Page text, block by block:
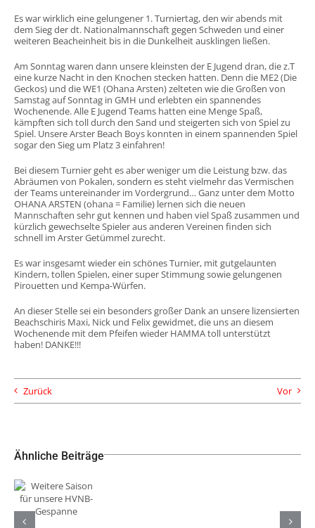
Es war wirklich eine gelungener 1. Turniertag, den wir abends mit
dem Sieg der dt. Nationalmannschaft gegen Schweden und einer
weiteren Beacheinheit bis in die Dunkelheit ausklingen ließen.
Am Sonntag waren dann unsere kleinsten der E Jugend dran, die z.T
eine kurze Nacht in den Knochen stecken hatten. Denn die ME2 (Die
Geckos) und die WE1 (Ohana Arsten) zelteten wie die Großen von
Samstag auf Sonntag in GMH und erlebten ein spannendes
Wochenende. Alle E Jugend Teams hatten eine Menge Spaß,
kämpften sich toll durch den Sand und steigerten sich von Spiel zu
Spiel. Unsere Arster Beach Boys konnten in einem spannenden Spiel
sogar den Sieg um Platz 3 einfahren!
Bei diesem Turnier geht es aber weniger um die Leistung bzw. das
Abräumen von Pokalen, sondern es steht vielmehr das Vermischen
der Teams untereinander im Vordergrund… Ganz unter dem Motto
OHANA ARSTEN (ohana = Familie) lernen sich die neuen
Mannschaften sehr gut kennen und haben viel Spaß zusammen und
kürzlich gewechselte Spieler aus anderen Vereinen finden sich
schnell im Arster Getümmel zurecht.
Es war insgesamt wieder ein schönes Turnier, mit gutgelaunten
Kindern, tollen Spielen, einer super Stimmung sowie gelungenen
Pirouetten und Kempa-Würfen.
An dieser Stelle sei ein besonders großer Dank an unsere lizensierten
Beachschiris Maxi, Nick und Felix gewidmet, die uns an diesem
Wochenende mit dem Pfeifen wieder HAMMA toll unterstützt
haben! DANKE!!!
Zurück Vor
Ähnliche Beiträge
Saison für
unsere
HVNB-